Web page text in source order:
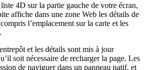
4D sur la partie gauche de votre écran,
affiche dans une zone Web les détails de
l’emplacement sur la carte et les
et les détails sont mis à jour
soit nécessaire de recharger la page. Les
de naviguer dans un panneau natif, et